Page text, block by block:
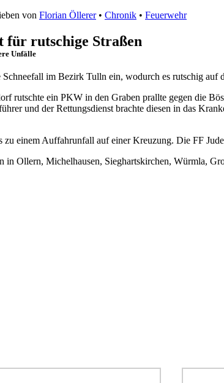
von Florian Öllerer • Chronik • Feuerwehr
für rutschige Straßen
Unfälle
im Bezirk Tulln ein, wodurch es rutschig auf
rutschte ein PKW in den Graben prallte gegen die
und der Rettungsdienst brachte diesen in das
zu einem Auffahrunfall auf einer Kreuzung. Die FF
in Ollern, Michelhausen, Sieghartskirchen, Würmla,